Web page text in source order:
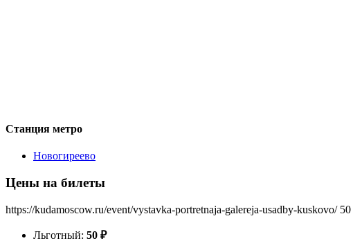
Станция метро
Новогиреево
Цены на билеты
https://kudamoscow.ru/event/vystavka-portretnaja-galereja-usadby-kuskovo/ 50
Льготный: 50 ₽